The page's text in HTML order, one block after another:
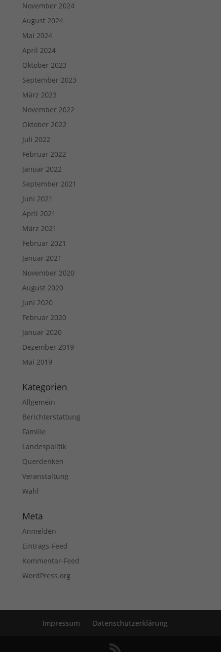
November 2024
August 2024
Mai 2024
April 2024
Oktober 2023
September 2023
März 2023
November 2022
Oktober 2022
Juli 2022
Februar 2022
Januar 2022
September 2021
Juni 2021
April 2021
März 2021
Februar 2021
Januar 2021
November 2020
August 2020
Juni 2020
Februar 2020
Januar 2020
Dezember 2019
Mai 2019
Kategorien
Allgemein
Berichterstattung
Familie
Landespolitik
Querdenken
Veranstaltung
Wahl
Meta
Anmelden
Eintrags-Feed
Kommentar-Feed
WordPress.org
Impressum Datenschutzerklärung